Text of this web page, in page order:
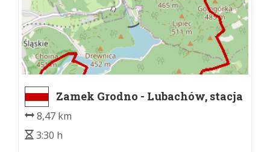
Zamek Grodno - Lubachów, stacja
8,47 km
3:30 h